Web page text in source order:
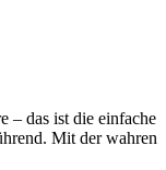
– das ist die einfache
Mit der wahren